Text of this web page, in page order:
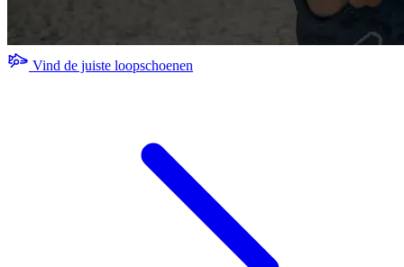
Vind de juiste loopschoenen